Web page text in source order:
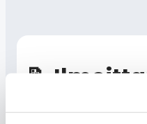
📝